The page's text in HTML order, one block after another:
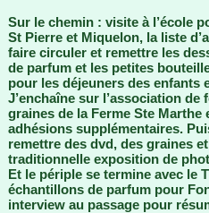
Sur le chemin : visite à l’école
St Pierre et Miquelon, la liste
faire circuler et remettre les
de parfum et les petites
pour les déjeuners des
J’enchaîne sur l’association
graines de la Ferme Ste
adhésions supplémentaires.
remettre des dvd, des graines
traditionnelle exposition de
Et le périple se termine avec le
échantillons de parfum pour
interview au passage pour